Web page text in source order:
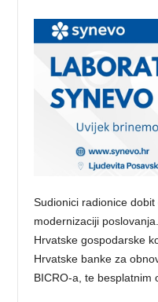
Sudionici radionice
modernizaciji
Hrvatske gospodarske
Hrvatske banke za
BICRO-a, te besplatnim